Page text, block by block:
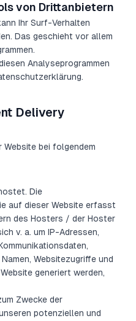
von Drittanbietern
Ihr Surf-Verhalten
Das geschieht vor allem
Analyseprogrammen
Delivery
bei folgendem
Die
auf dieser Website erfasst
des Hosters / der Hoster
v. a. um IP-Adressen,
Websitezugriffe und
generiert werden,
Zwecke der
potenziellen und